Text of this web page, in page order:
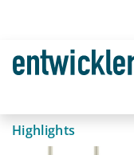
Highlights